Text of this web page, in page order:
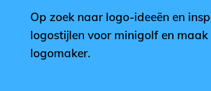
Op zoek naar logo-ideeën en
logostijlen voor minigolf en
logomaker.